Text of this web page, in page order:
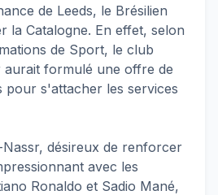
de Leeds, le Brésilien
la Catalogne. En effet, selon
de Sport, le club
aurait formulé une offre de
pour s'attacher les services
Nassr, désireux de renforcer
avec les
Ronaldo et Sadio Mané,